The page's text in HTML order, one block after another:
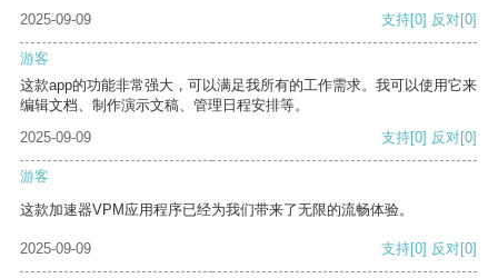
2025-09-09 支持[0] 反对[0]
游客
这款app的功能非常强大，可以满足我所有的工作需求。我可以使用它来
编辑文档、制作演示文稿、管理日程安排等。
2025-09-09
支持[0] 反对[0]
游客
这款加速器VPM应用程序已经为我们带来了无限的流畅体验。
2025-09-09 支持[0] 反对[0]